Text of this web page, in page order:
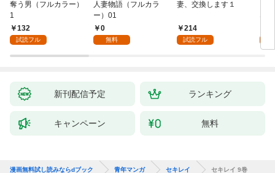
奪う男（フルカラー）
1
132
試読フル
人妻物語（フルカラ
ー）01
0
無料
妻、交換します１
214
試読フル
な
新刊配信予定 ランキング
キャンペーン 無料
漫画無料試し読みならdブック 青年マンガ セキレイ セキレイ 9巻